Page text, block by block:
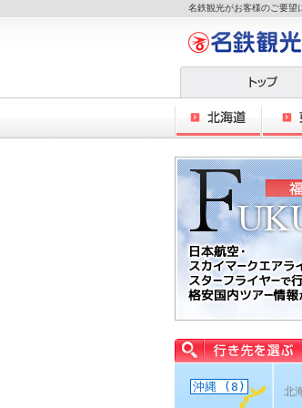
名鉄観光がお客様のご要望
沖縄 (8) 北